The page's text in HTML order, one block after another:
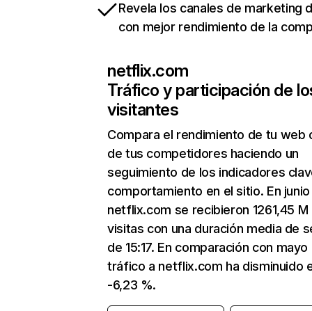
Revela los canales de marketing
con mejor rendimiento de la
netflix.com
Tráfico y participación de
visitantes
Compara el rendimiento de tu web
de tus competidores haciendo un
seguimiento de los indicadores
comportamiento en el sitio. En junio
netflix.com se recibieron 1261,45 M
visitas con una duración media de
de 15:17. En comparación con mayo
tráfico a netflix.com ha disminuido
-6,23 %.